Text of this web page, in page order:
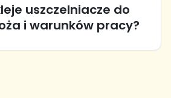
uszczelniacze do
i warunków pracy?